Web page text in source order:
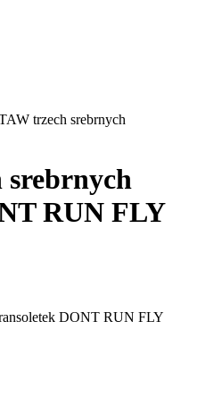
trzech srebrnych
srebrnych
RUN FLY
DONT RUN FLY